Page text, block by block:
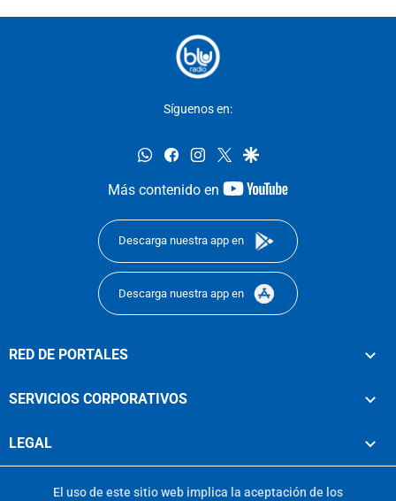
Síguenos en:
whatsappfacebookinstagram
twittergoogle
Más contenido en
youtube-
Descarga nuestra app en
Descarga nuestra app en
RED DE PORTALES
SERVICIOS CORPORATIVOS
LEGAL
El uso de este sitio web implica la aceptación de los